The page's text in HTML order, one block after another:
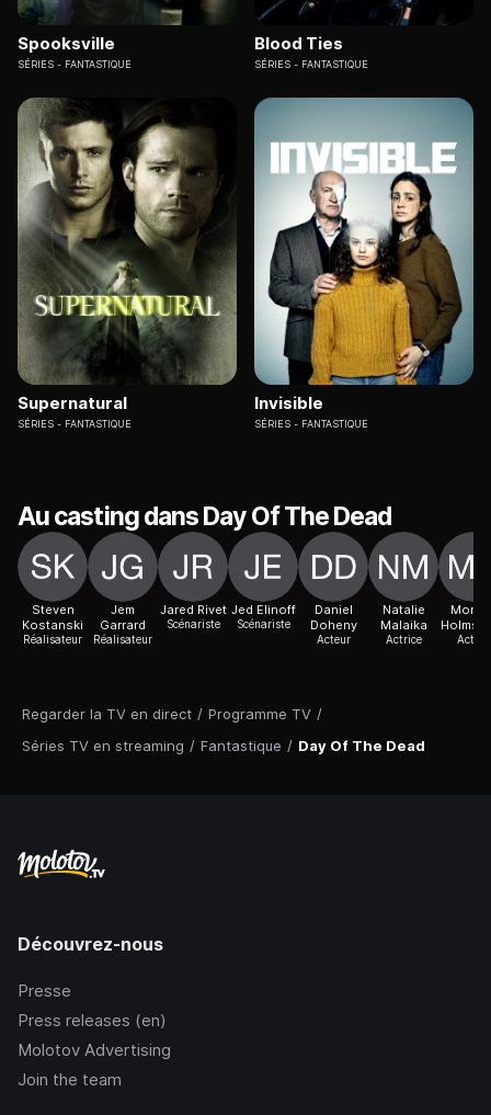
Regarder la TV en direct / Programme TV /
Séries TV en streaming / Fantastique / Day Of The Dead
Spooksville
SÉRIES FANTASTIQUE
Blood Ties
SÉRIES FANTASTIQUE
Supernatural
SÉRIES FANTASTIQUE
Invisible
SÉRIES FANTASTIQUE
Au casting dans Day Of The Dead
Steven
Kostanski
Réalisateur
Jem
Garrard
Réalisateur
Jared Rivet
Scénariste
Jed Elinoff
Scénariste
Daniel
Doheny
Acteur
Natalie
Malaika
Actrice Acteur
Découvrez-nous
Presse
Press releases (en)
Molotov Advertising
Join the team